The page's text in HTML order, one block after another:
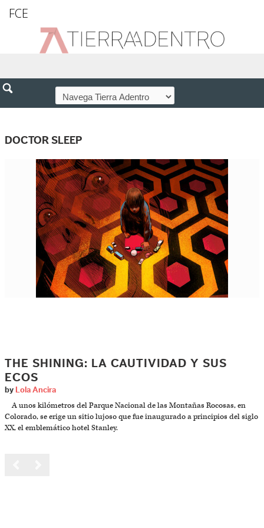
FCE
DOCTOR SLEEP
THE SHINING: LA CAUTIVIDAD Y SUS
ECOS
by Lola Ancira
A unos kilómetros del Parque Nacional de las Montañas Rocosas, en
Colorado, se erige un sitio lujoso que fue inaugurado a principios del siglo
XX, el emblemático hotel Stanley.